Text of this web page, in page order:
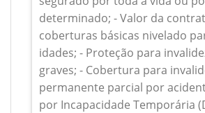
determinado; - Valor da
coberturas básicas nivelado
idades; - Proteção para
graves; - Cobertura para
permanente parcial por
por Incapacidade Temporária